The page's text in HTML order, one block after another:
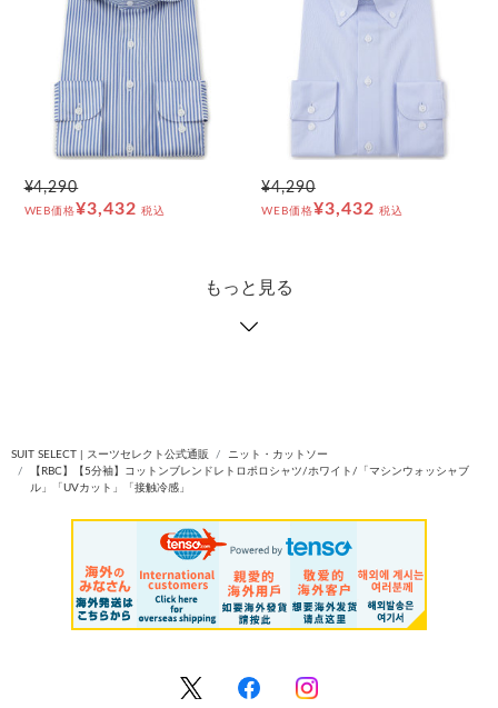
¥4,290
WEB価格¥3,432 税込
¥4,290
WEB価格¥3,432 税込
もっと見る
SUIT SELECT | スーツセレクト公式通販
ニット・カットソー
【RBC】【5分袖】コットンブレンドレトロポロシャツ/ホワイト/「マシンウォッシャブ
ル」「UVカット」「接触冷感」